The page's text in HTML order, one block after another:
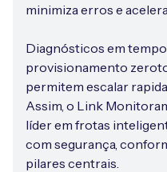
minimiza erros e
Diagnósticos em
provisionamento
permitem escalar
Assim, o Link
líder em frotas
com segurança,
pilares centrais.